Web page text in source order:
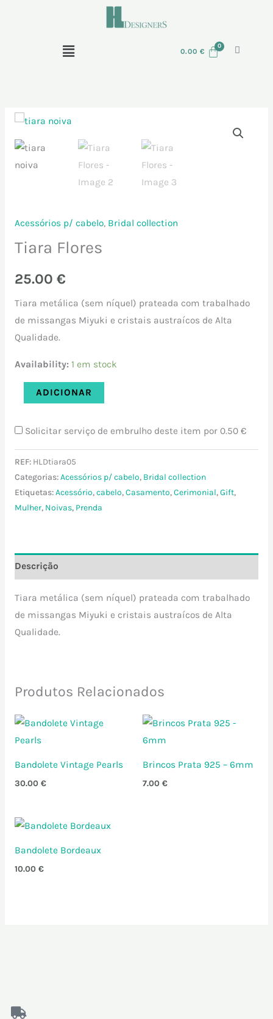
Menu 0.00 €
Acessórios p/ cabelo, Bridal collection
Tiara Flores
25.00 €
Tiara metálica (sem níquel) prateada com trabalhado
de missangas Miyuki e cristais austraícos de Alta
Qualidade.
Availability: 1 em stock
Quantidade
de
ADICIONAR
Solicitar serviço de embrulho deste item por 0.50 €
REF: HLDtiara05
Categorias:Acessórios p/ cabelo, Bridal collection
Etiquetas:Acessório,cabelo,Casamento,Cerimonial,Gift,
Mulher, Noivas, Prenda
Descrição
Tiara metálica (sem níquel) prateada com trabalhado
de missangas Miyuki e cristais austraícos de Alta
Qualidade.
Produtos Relacionados
Bandolete Vintage Pearls
30.00 €
Brincos Prata 925 – 6mm
7.00 €
Bandolete Bordeaux
10.00 €